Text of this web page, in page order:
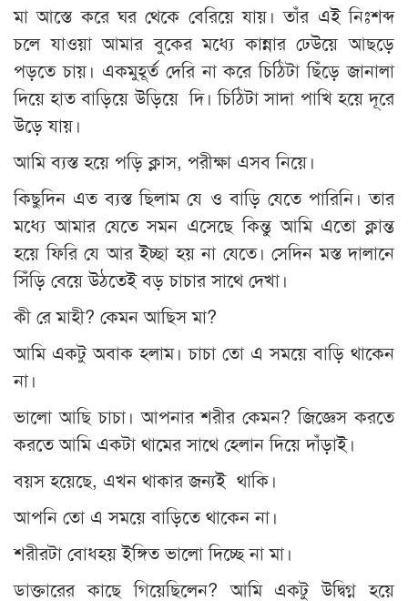
মা আস্তে করে ঘর থেকে বেরিয়ে যায়। তাঁর এই নিঃশব্দ
চলে যাওয়া আমার বুকের মধ্যে কান্নার ঢেউয়ে আছড়ে
পড়তে চায়। একমুহূর্ত দেরি না করে চিঠিটা ছিঁড়ে জানালা
দিয়ে হাত বাড়িয়ে উড়িয়ে দি। চিঠিটা সাদা পাখি হয়ে দূরে
উড়ে যায়।
আমি ব্যস্ত হয়ে পড়ি ক্লাস, পরীক্ষা এসব নিয়ে।
কিছুদিন এত ব্যস্ত ছিলাম যে ও বাড়ি যেতে পারিনি। তার
মধ্যে আমার যেতে সমন এসেছে কিন্তু আমি এতো ক্লান্ত
হয়ে ফিরি যে আর ইচ্ছা হয় না যেতে। সেদিন মস্ত দালানে
সিঁড়ি বেয়ে উঠতেই বড় চাচার সাথে দেখা।
কী রে মাহী? কেমন আছিস মা?
আমি একটু অবাক হলাম। চাচা তো এ সময়ে বাড়ি থাকেন
না।
ভালো আছি চাচা। আপনার শরীর কেমন? জিজ্ঞেস করতে
করতে আমি একটা থামের সাথে হেলান দিয়ে দাঁড়াই।
বয়স হয়েছে, এখন থাকার জন্যই থাকি।
আপনি তো এ সময়ে বাড়িতে থাকেন না।
শরীরটা বোধহয় ইঙ্গিত ভালো দিচ্ছে না মা।
ডাক্তারের কাছে গিয়েছিলেন? আমি একটু উদ্বিগ্ন হয়ে